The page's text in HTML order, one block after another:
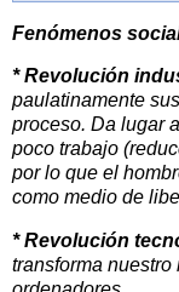
Fenómenos
* Revolución
paulatinamente
proceso. Da lugar
poco trabajo
por lo que el
como medio de
* Revolución
transforma